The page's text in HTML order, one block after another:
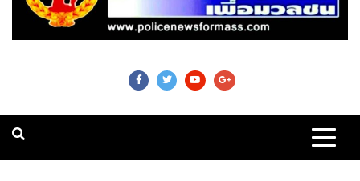
Police News For
Mass